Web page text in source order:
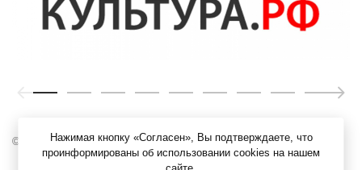
© ЯХМ, 1919 – 2026 г.
Нажимая кнопку «Согласен», Вы подтверждаете, что
проинформированы об использовании cookies на нашем